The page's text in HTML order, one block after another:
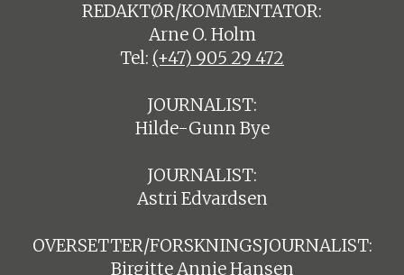
REDAKTØR/KOMMENTATOR:
Arne O. Holm
Tel: (+47) 905 29 472
JOURNALIST:
Hilde-Gunn Bye
JOURNALIST:
Astri Edvardsen
OVERSETTER/FORSKNINGSJOURNALIST:
Birgitte Annie Hansen